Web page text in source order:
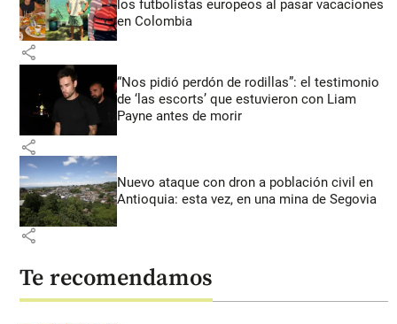
los futbolistas europeos al pasar vacaciones
en Colombia
share
“Nos pidió perdón de rodillas”: el testimonio
de ‘las escorts’ que estuvieron con Liam
Payne antes de morir
share
Nuevo ataque con dron a población civil en
Antioquia: esta vez, en una mina de Segovia
share
Te recomendamos